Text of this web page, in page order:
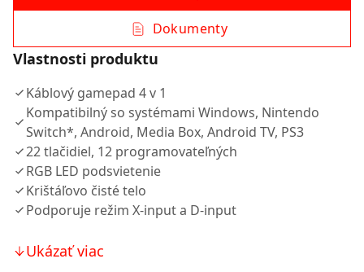
Dokumenty
Vlastnosti produktu
Káblový gamepad 4 v 1
Kompatibilný so systémami Windows, Nintendo
Switch*, Android, Media Box, Android TV, PS3
22 tlačidiel, 12 programovateľných
RGB LED podsvietenie
Krištáľovo čisté telo
Podporuje režim X-input a D-input
Ukázať viac